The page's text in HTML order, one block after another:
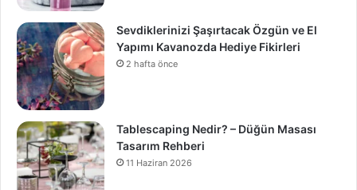
Sevdiklerinizi Şaşırtacak Özgün ve El
Yapımı Kavanozda Hediye Fikirleri
2 hafta önce
Tablescaping Nedir? – Düğün Masası
Tasarım Rehberi
11 Haziran 2026